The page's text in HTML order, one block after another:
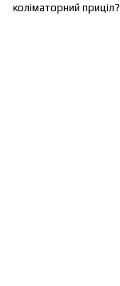
коліматорний приціл?